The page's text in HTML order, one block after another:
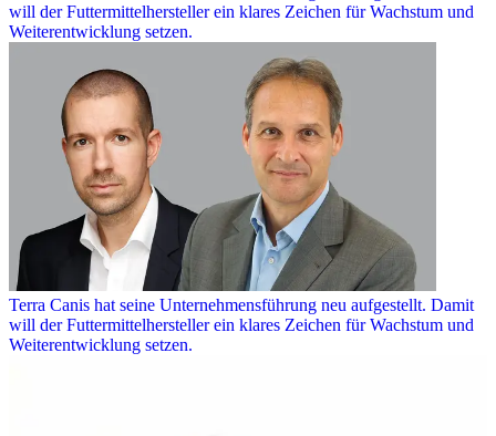
will der Futtermittelhersteller ein klares Zeichen für Wachstum und
Weiterentwicklung setzen.
Terra Canis hat seine Unternehmensführung neu aufgestellt. Damit
will der Futtermittelhersteller ein klares Zeichen für Wachstum und
Weiterentwicklung setzen.